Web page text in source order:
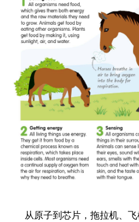
从原子到芯片，拖拉机、